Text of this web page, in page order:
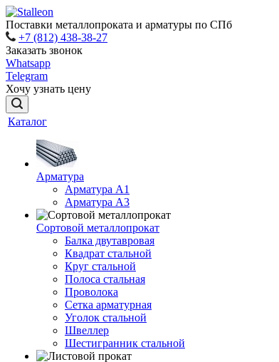
Поставки металлопроката и арматуры по СПб
+7 (812) 438-38-27
Заказать звонок
Whatsapp
Telegram
Хочу узнать цену
Каталог
Арматура
Арматура A1
Арматура А3
Сортовой металлопрокат
Балка двутавровая
Квадрат стальной
Круг стальной
Полоса стальная
Проволока
Сетка арматурная
Уголок стальной
Швеллер
Шестигранник стальной